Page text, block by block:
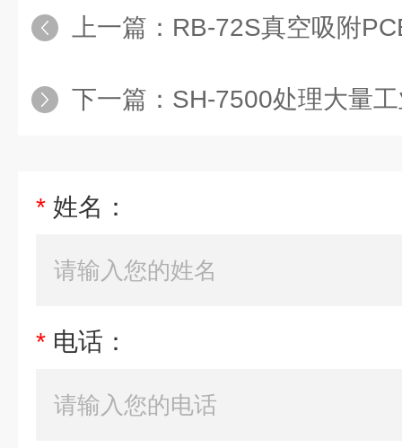
上一篇： RB-72S真空吸附
下一篇： SH-7500处理大量工业
* 姓名：
* 电话：